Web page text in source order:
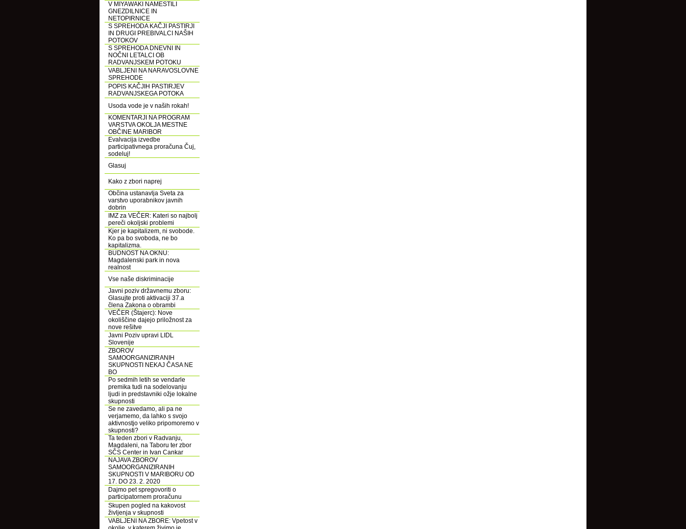
V MIYAWAKI NAMESTILI
GNEZDILNICE IN
NETOPIRNICE
S SPREHODA KAČJI PASTIRJI
IN DRUGI PREBIVALCI NAŠIH
POTOKOV
S SPREHODA DNEVNI IN
NOČNI LETALCI OB
RADVANJSKEM POTOKU
VABLJENI NA NARAVOSLOVNE
SPREHODE
POPIS KAČJIH PASTIRJEV
RADVANJSKEGA POTOKA
Usoda vode je v naših rokah!
KOMENTARJI NA PROGRAM
VARSTVA OKOLJA MESTNE
OBČINE MARIBOR
Evalvacija izvedbe
participativnega proračuna Čuj,
sodeluj!
Glasuj
Kako z zbori naprej
Občina ustanavlja Sveta za
varstvo uporabnikov javnih
dobrin
IMZ za VEČER: Kateri so najbolj
pereči okoljski problemi
Kjer je kapitalizem, ni svobode.
Ko pa bo svoboda, ne bo
kapitalizma.
BUDNOST NA OKNU:
Magdalenski park in nova
realnost
Vse naše diskriminacije
Javni poziv državnemu zboru:
Glasujte proti aktivaciji 37.a
člena Zakona o obrambi
VEČER (Štajerc): Nove
okoliščine dajejo priložnost za
nove rešitve
Javni Poziv upravi LIDL
Slovenije
ZBOROV
SAMOORGANIZIRANIH
SKUPNOSTI NEKAJ ČASA NE
BO
Po sedmih letih se vendarle
premika tudi na sodelovanju
ljudi in predstavniki ožje lokalne
skupnosti
Se ne zavedamo, ali pa ne
verjamemo, da lahko s svojo
aktivnostjo veliko pripomoremo v
skupnosti?
Ta teden zbori v Radvanju,
Magdaleni, na Taboru ter zbor
SČS Center in Ivan Cankar
NAJAVA ZBOROV
SAMOORGANIZIRANIH
SKUPNOSTI V MARIBORU OD
17. DO 23. 2. 2020
Dajmo pet spregovoriti o
participatornem proračunu
Skupen pogled na kakovost
življenja v skupnosti
VABLJENI NA ZBORE: Vpetost v